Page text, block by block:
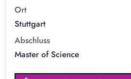
Ort
Stuttgart
Abschluss
Master of Science